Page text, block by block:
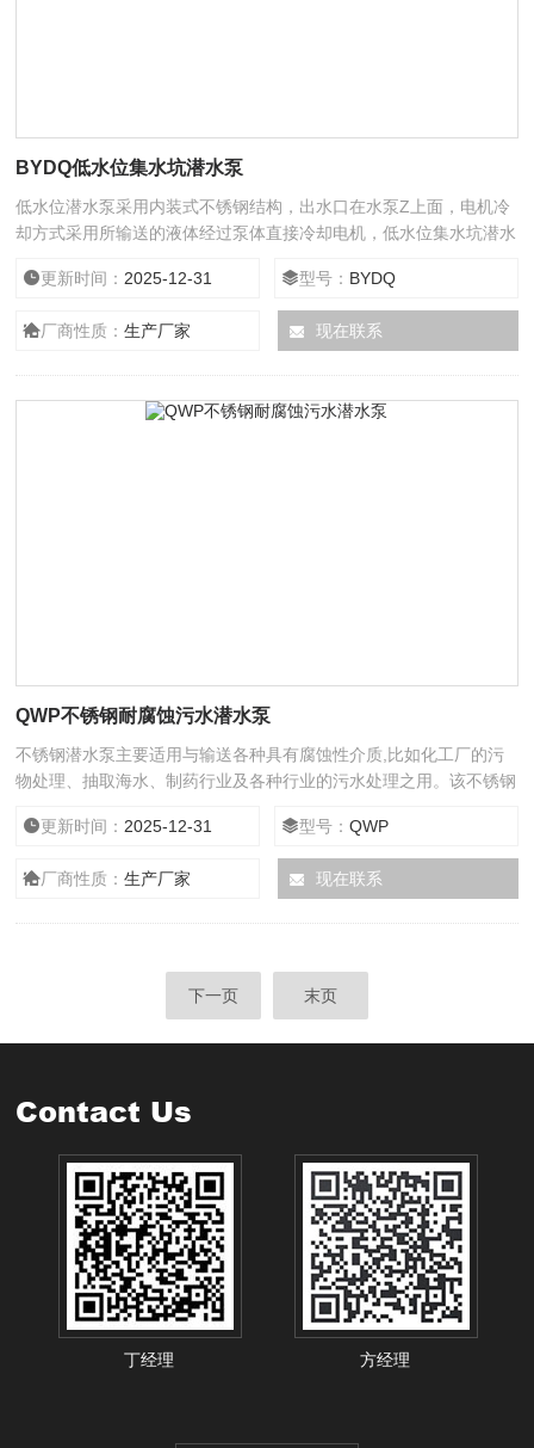
BYDQ低水位集水坑潜水泵
低水位潜水泵采用内装式不锈钢结构，出水口在水泵Z上面，电机冷
却方式采用所输送的液体经过泵体直接冷却电机，低水位集水坑潜水
更新时间： 2025-12-31 型号： BYDQ
厂商性质：生产厂家 现在联系
QWP不锈钢耐腐蚀污水潜水泵
不锈钢潜水泵主要适用与输送各种具有腐蚀性介质,比如化工厂的污
物处理、抽取海水、制药行业及各种行业的污水处理之用。该不锈钢
各种不锈钢耐腐蚀污水潜水泵还可以在普通不锈钢耐腐蚀潜水泵的基
更新时间： 2025-12-31 型号：QWP
厂商性质：生产厂家 现在联系
下一页 末页
Contact Us
丁经理 方经理